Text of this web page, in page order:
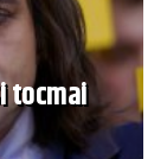
tocmai